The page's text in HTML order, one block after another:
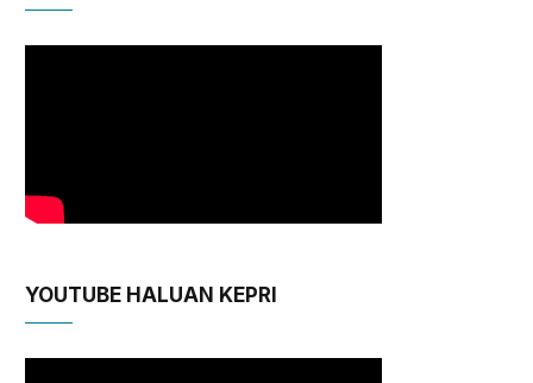
YOUTUBE HALUAN KEPRI